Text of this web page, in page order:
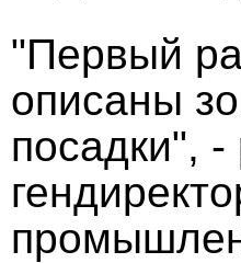
"Первый
описаны
посадки",